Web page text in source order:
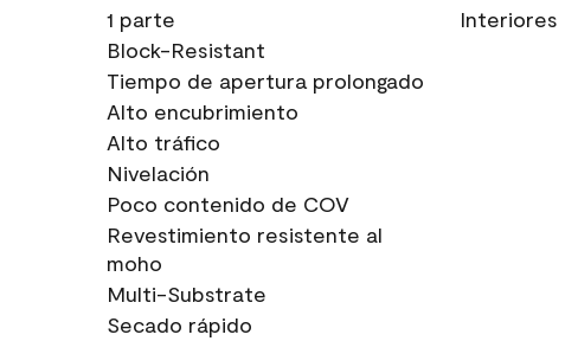
1 parte
Block-Resistant
Tiempo de apertura prolongado
Alto encubrimiento
Alto tráfico
Nivelación
Poco contenido de COV
Revestimiento resistente al
moho
Multi-Substrate
Secado rápido
Interiores